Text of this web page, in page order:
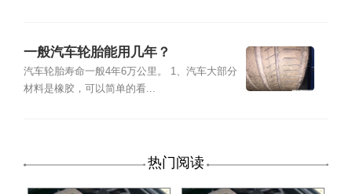
一般汽车轮胎能用几年？
汽车轮胎寿命一般4年6万公里。 1、汽车大部分
材料是橡胶，可以简单的看...
热门阅读